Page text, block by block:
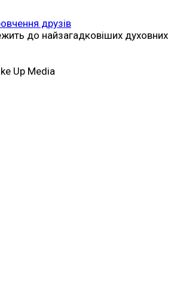
друзів
до найзагадковіших духовних
Up Media